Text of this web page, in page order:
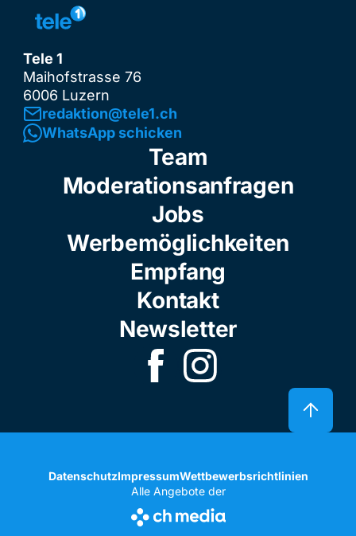
Tele 1
Maihofstrasse 76
6006 Luzern
redaktion@tele1.ch
WhatsApp schicken
Team
Moderationsanfragen
Jobs
Werbemöglichkeiten
Empfang
Kontakt
Newsletter
DatenschutzImpressumWettbewerbsrichtlinien
Alle Angebote der